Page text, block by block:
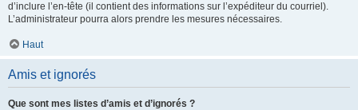
d’inclure l’en-tête (il contient des informations sur l’expéditeur du courriel).
L’administrateur pourra alors prendre les mesures nécessaires.
Haut
Amis et ignorés
Que sont mes listes d’amis et d’ignorés ?